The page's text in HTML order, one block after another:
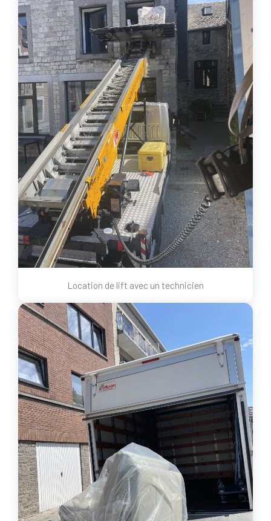
Location de lift avec un technicien